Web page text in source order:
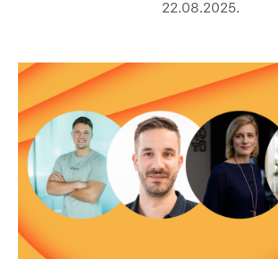
22.08.2025.